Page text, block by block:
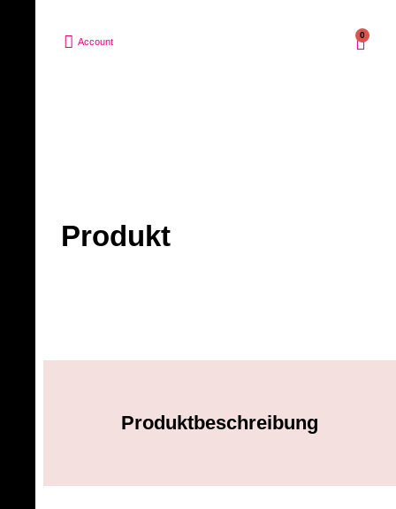
Account
0
Produkt
Produktbeschreibung